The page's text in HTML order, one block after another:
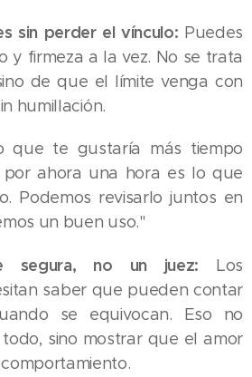
sin perder el vínculo: Puedes
y firmeza a la vez. No se trata
de que el límite venga con
humillación.
que te gustaría más tiempo
ahora una hora es lo que
Podemos revisarlo juntos en
un buen uso."
segura, no un juez: Los
saber que pueden contar
se equivocan. Eso no
sino mostrar que el amor